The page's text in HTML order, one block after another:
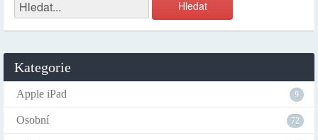
Kategorie
Apple iPad 9
Osobní 72